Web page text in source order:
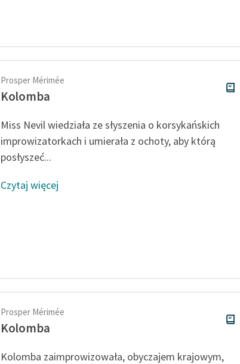
Prosper Mérimée
Kolomba
Miss Nevil wiedziała ze słyszenia o korsykańskich
improwizatorkach i umierała z ochoty, aby którą
posłyszeć...
Czytaj więcej
Prosper Mérimée
Kolomba
Kolomba zaimprowizowała, obyczajem krajowym,